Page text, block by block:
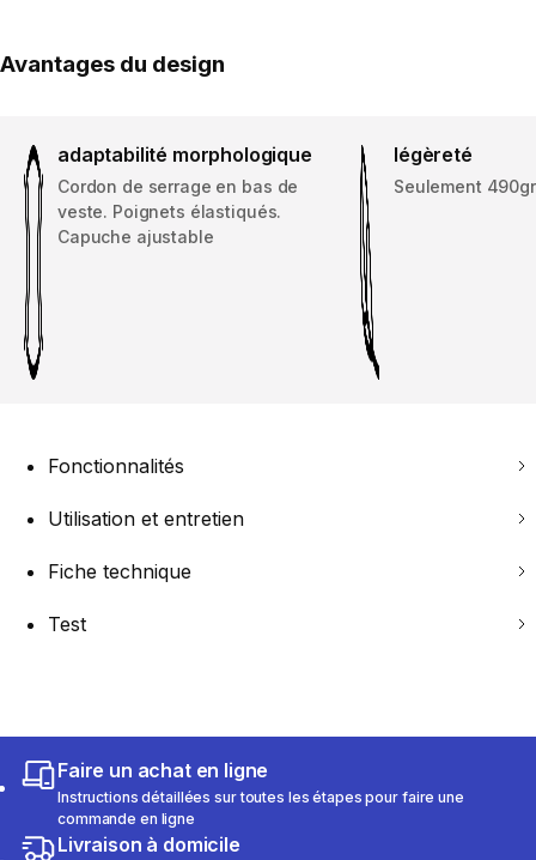
Avantages du design
adaptabilité morphologique
Cordon de serrage en bas de
veste. Poignets élastiqués.
Capuche ajustable
légèreté
Seulement
Fonctionnalités
Utilisation et entretien
Fiche technique
Test
Faire un achat en ligne
Instructions détaillées sur toutes les étapes pour faire une
commande en ligne
Livraison à domicile